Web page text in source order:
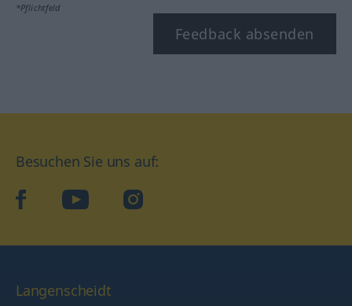
*Pflichtfeld
Feedback absenden
Besuchen Sie uns auf:
facebookYouTube Instagram
Langenscheidt